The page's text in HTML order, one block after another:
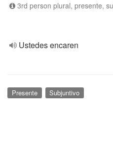
3rd person plural, presente,
Ustedes encaren
Presente Subjuntivo